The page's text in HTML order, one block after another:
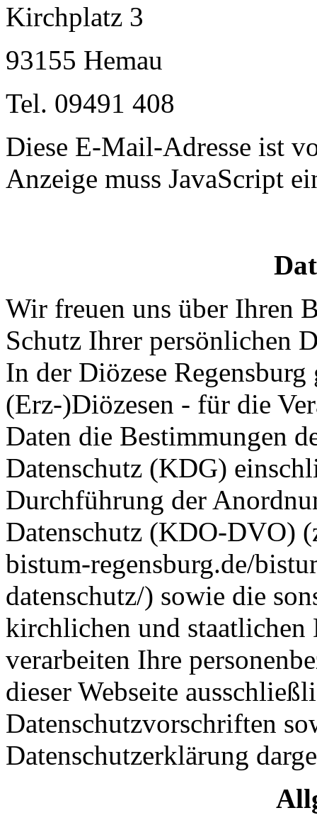
Kirchplatz 3
93155 Hemau
Tel. 09491 408
Diese E-Mail-Adresse ist
Anzeige muss JavaScript
Wir freuen uns über Ihren
Schutz Ihrer persönlichen
In der Diözese
(Erz-)Diözesen - für die
Daten die Bestimmungen
Datenschutz (KDG)
Durchführung der
Datenschutz (KDO-DVO)
bistum-regensburg.de/
datenschutz/) sowie die
kirchlichen und
verarbeiten Ihre
dieser Webseite
Datenschutzvorschriften
Datenschutzerklärung